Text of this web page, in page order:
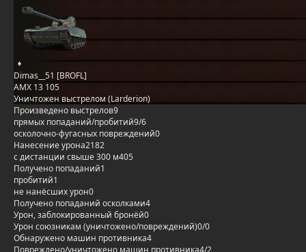
Dimas__51 [BROFL]
AMX 13 105
Уничтожен выстрелом (Larderion)
Произведено выстрелов9
прямых попаданий/пробитий9/6
осколочно-фугасных повреждений0
Нанесение урона2182
с дистанции свыше 300 м405
Получено попаданий1
пробитий1
не нанёсших урон0
Получено попаданий осколками4
Урон, заблокированный бронёй0
Урон союзникам (уничтожено/повреждений)0/0
Обнаружено машин противника4
Повреждено/уничтожено машин противника4/2